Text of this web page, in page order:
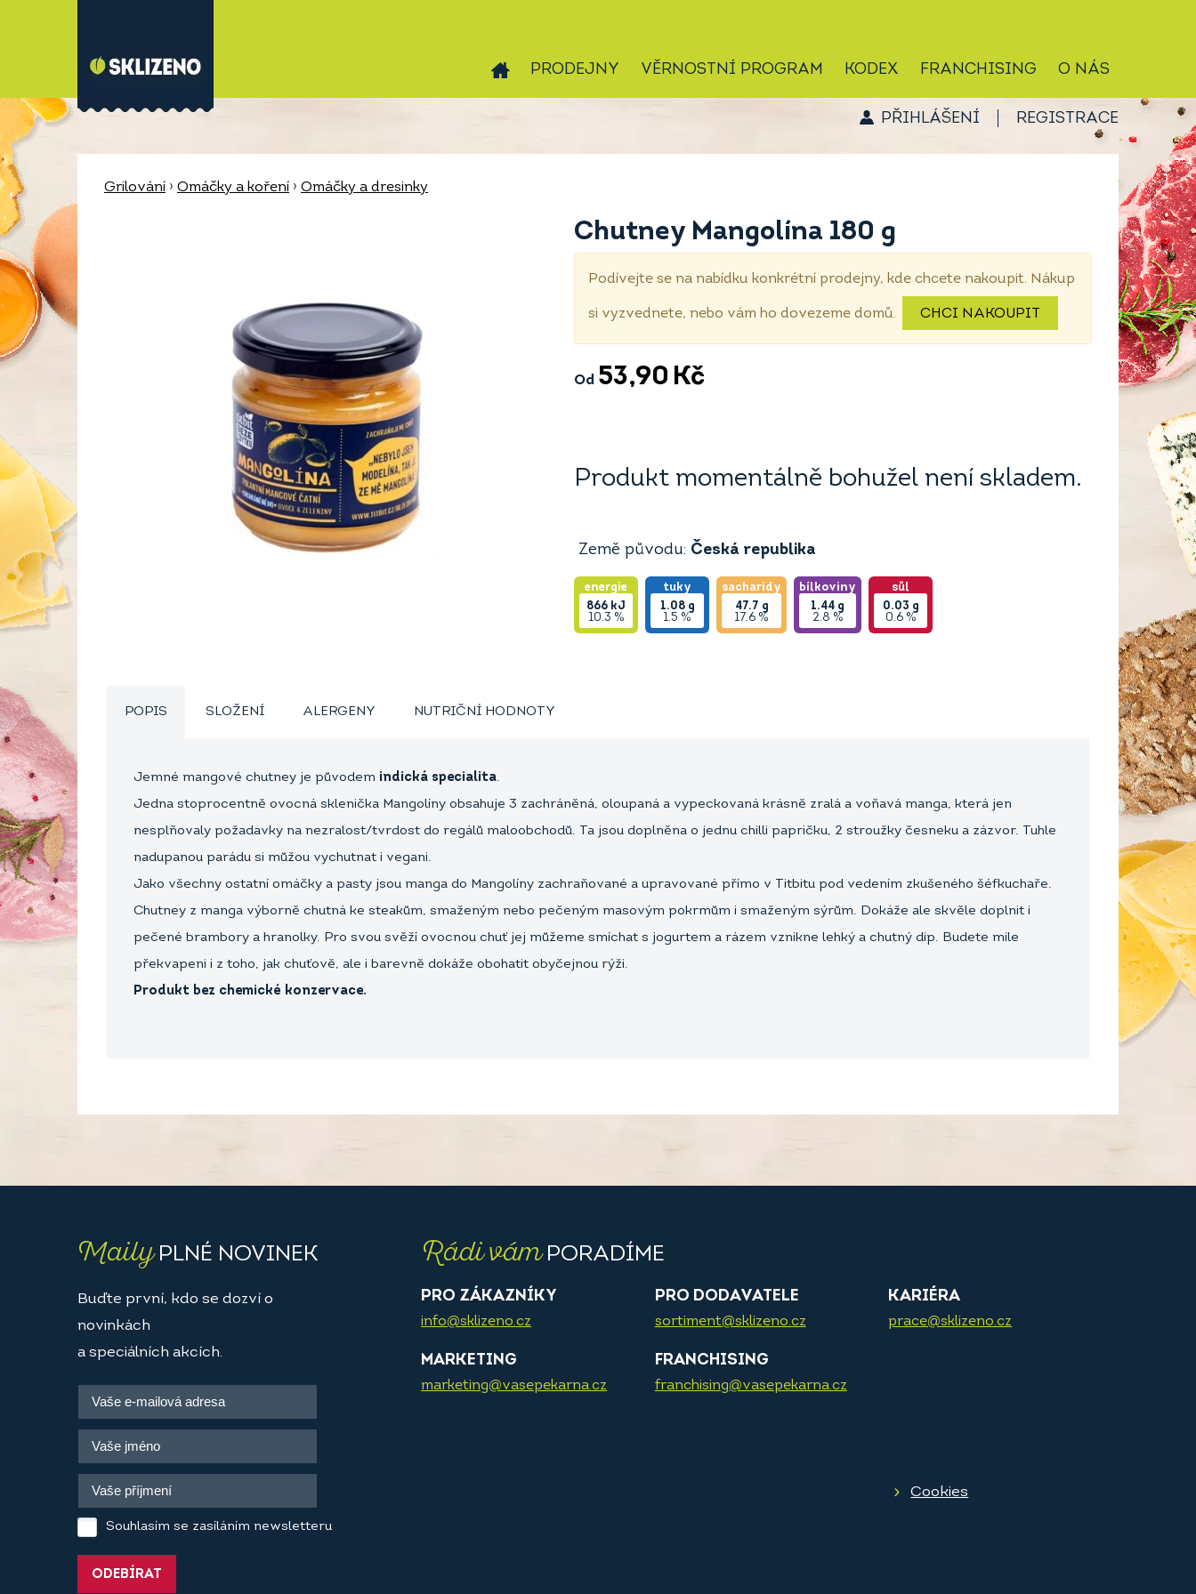
PRODEJNY VĚRNOSTNÍ PROGRAM KODEX FRANCHISING O NÁS
PŘIHLÁŠENÍ REGISTRACE
Grilování › Omáčky a koření › Omáčky a dresinky
Chutney Mangolína 180 g
Podívejte se na nabídku konkrétní prodejny, kde chcete nakoupit. Nákup
si vyzvednete, nebo vám ho dovezeme domů. CHCI NAKOUPIT
Od 53,90 Kč
Produkt momentálně bohužel není skladem.
Země původu: Česká republika
energie
866 kJ
10.3 %
tuky
1.08 g
1.5 %
sacharidy
47.7 g
17.6 %
bílkoviny
1.44 g
2.8 %
sůl
0.03 g
0.6 %
POPIS SLOŽENÍ ALERGENY NUTRIČNÍ HODNOTY
Jemné mangové chutney je původem indická specialita.
Jedna stoprocentně ovocná sklenička Mangolíny obsahuje 3 zachráněná, oloupaná a vypeckovaná krásně zralá a voňavá manga, která jen
nesplňovaly požadavky na nezralost/tvrdost do regálů maloobchodů. Ta jsou doplněna o jednu chilli papričku, 2 stroužky česneku a zázvor. Tuhle
nadupanou parádu si můžou vychutnat i vegani.
Jako všechny ostatní omáčky a pasty jsou manga do Mangolíny zachraňované a upravované přímo v Titbitu pod vedením zkušeného šéfkuchaře.
Chutney z manga výborně chutná ke steakům, smaženým nebo pečeným masovým pokrmům i smaženým sýrům. Dokáže ale skvěle doplnit i
pečené brambory a hranolky. Pro svou svěží ovocnou chuť jej můžeme smíchat s jogurtem a rázem vznikne lehký a chutný dip. Budete mile
překvapeni i z toho, jak chuťově, ale i barevně dokáže obohatit obyčejnou rýži.
Produkt bez chemické konzervace.
MailyPLNÉ NOVINEK
Buďte první, kdo se dozví o
novinkách
a speciálních akcích.
Souhlasím se zasíláním newsletteru
ODEBÍRAT
Rádi vámPORADÍME
PRO ZÁKAZNÍKY
info@sklizeno.cz
PRO DODAVATELE
sortiment@sklizeno.cz
KARIÉRA
prace@sklizeno.cz
MARKETING
marketing@vasepekarna.cz
FRANCHISING
franchising@vasepekarna.cz
Cookies